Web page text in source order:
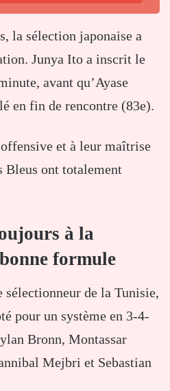
la sélection japonaise a
Junya Ito a inscrit le
avant qu’Ayase
en fin de rencontre (83e).
et à leur maîtrise
Bleus ont totalement
à la
formule
sélectionneur de la Tunisie,
pour un système en 3-4-
Bronn, Montassar
Mejbri et Sebastian